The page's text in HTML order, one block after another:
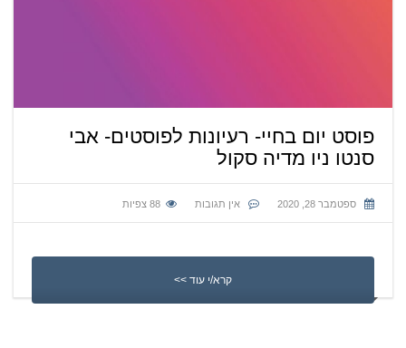
פוסט יום בחיי- רעיונות לפוסטים- אבי
סנטו ניו מדיה סקול
ספטמבר 28, 2020 אין תגובות 88 צפיות
קרא/י עוד >>